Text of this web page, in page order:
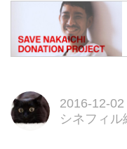
2016-12-02
シネフィル